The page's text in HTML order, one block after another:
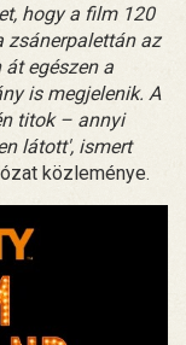
hogy a film 120
zsánerpalettán az
egészen a
is megjelenik. A
titok – annyi
látott', ismert
közleménye.